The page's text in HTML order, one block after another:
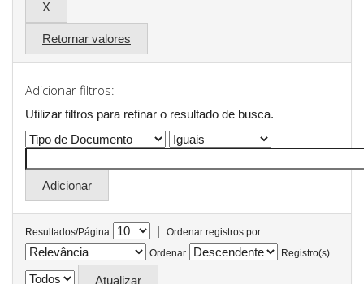
Retornar valores
Adicionar filtros:
Utilizar filtros para refinar o resultado de busca.
Resultados/Página |
Ordenar registros por
Ordenar
Registro(s)